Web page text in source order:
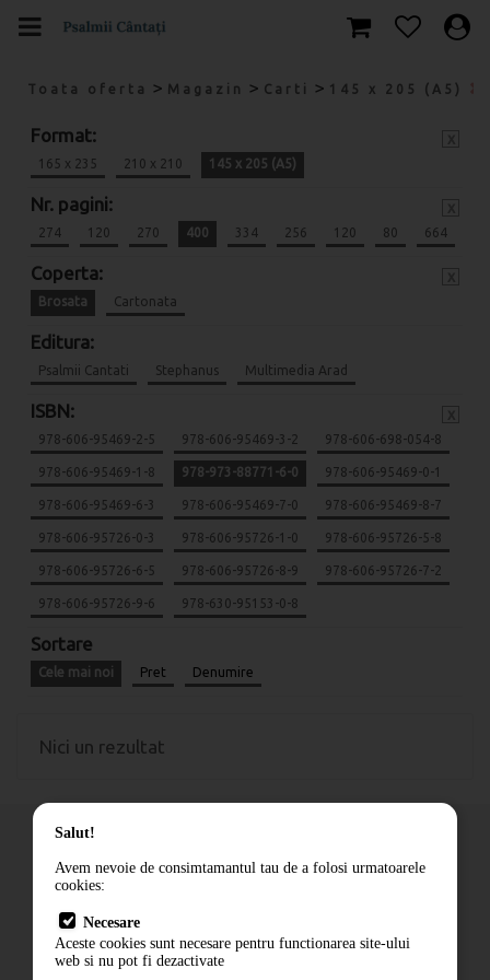
Toata oferta > Magazin > Carti > 145 x 205 (A5)
Format:
165 x 235 210 x 210 145 x 205 (A5)
Nr. pagini:
274 120 270 400 334 256 120 80 664
Coperta:
Brosata Cartonata
Editura:
Psalmii Cantati Stephanus Multimedia Arad
ISBN:
978-606-95469-2-5 978-606-95469-3-2 978-606-698-054-8
978-606-95469-1-8 978-973-88771-6-0 978-606-95469-0-1
978-606-95469-6-3 978-606-95469-7-0 978-606-95469-8-7
978-606-95726-0-3 978-606-95726-1-0 978-606-95726-5-8
978-606-95726-6-5 978-606-95726-8-9 978-606-95726-7-2
978-606-95726-9-6 978-630-95153-0-8
Sortare
Cele mai noi Pret Denumire
Nici un rezultat
Cum comand
Livrare
Contact
Salut!
Avem nevoie de consimtamantul tau de a folosi urmatoarele
cookies:
Necesare
Aceste cookies sunt necesare pentru functionarea site-ului
web si nu pot fi dezactivate